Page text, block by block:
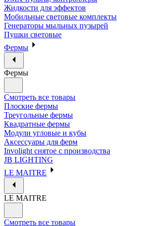
Жидкости для эффектов
Мобильные световые комплекты
Генераторы мыльных пузырей
Пушки световые
Фермы
Фермы
Смотреть все товары
Плоские фермы
Треугольные фермы
Квадратные фермы
Модули угловые и кубы
Аксессуары для ферм
Involight снятое с производства
JB LIGHTING
LE MAITRE
LE MAITRE
Смотреть все товары